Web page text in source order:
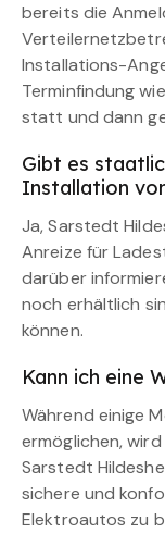
bereits die
Installations-
Terminfindung
statt und dann
Gibt es
Installation
Ja, Sarstedt
Anreize für
darüber
noch erhältlich
können.
Kann ich eine
Während einige
ermöglichen,
Sarstedt
sichere und
Elektroautos zu